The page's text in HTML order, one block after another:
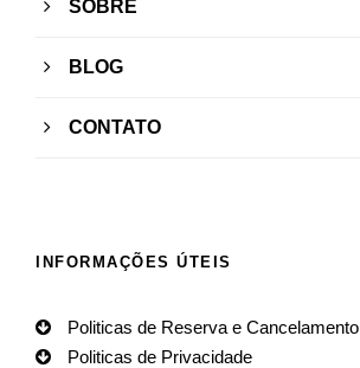
SOBRE
BLOG
CONTATO
INFORMAÇÕES ÚTEIS
Politicas de Reserva e Cancelamento
Politicas de Privacidade